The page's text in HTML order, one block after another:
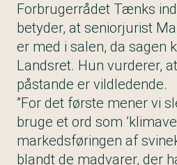
Forbrugerrådet Tænks
betyder, at seniorjurist
er med i salen, da sagen
Landsret. Hun vurderer,
påstande er vildledende.
”For det første mener vi
bruge et ord som
markedsføringen af
blandt de madvarer, der